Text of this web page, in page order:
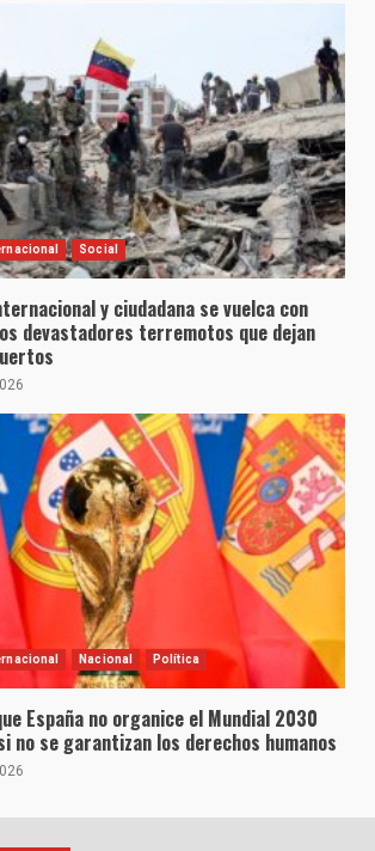
Social
y ciudadana se vuelca con
devastadores terremotos que dejan
Nacional Política
España no organice el Mundial 2030
no se garantizan los derechos humanos